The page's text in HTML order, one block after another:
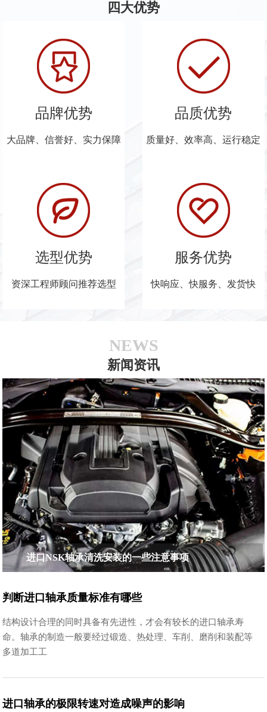
四大优势
品牌优势
大品牌、信誉好、实力保障
品质优势
质量好、效率高、运行稳定
选型优势
资深工程师顾问推荐选型
服务优势
快响应、快服务、发货快
NEWS
新闻资讯
进口NSK轴承清洗安装的一些注意事项
判断进口轴承质量标准有哪些
结构设计合理的同时具备有先进性，才会有较长的进口轴承寿
命。轴承的制造一般要经过锻造、热处理、车削、磨削和装配等
多道加工工
进口轴承的极限转速对造成噪声的影响